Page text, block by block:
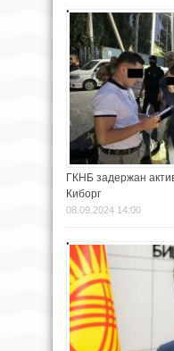
ГКНБ задержан
Киборг
08.09.2024 14:00